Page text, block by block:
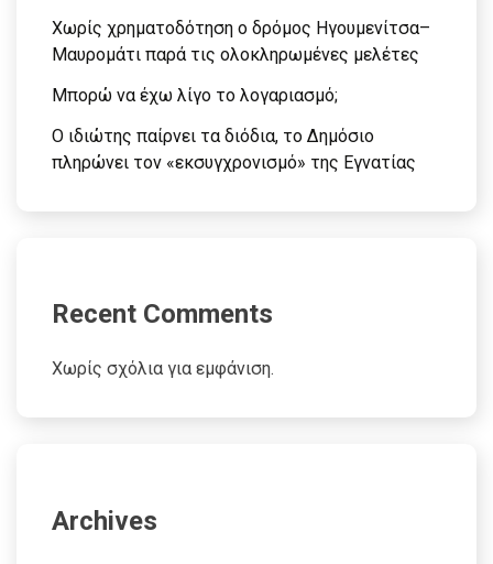
Χωρίς χρηματοδότηση ο δρόμος Ηγουμενίτσα–
Μαυρομάτι παρά τις ολοκληρωμένες μελέτες
Μπορώ να έχω λίγο το λογαριασμό;
Ο ιδιώτης παίρνει τα διόδια, το Δημόσιο
πληρώνει τον «εκσυγχρονισμό» της Εγνατίας
Recent Comments
Χωρίς σχόλια για εμφάνιση.
Archives